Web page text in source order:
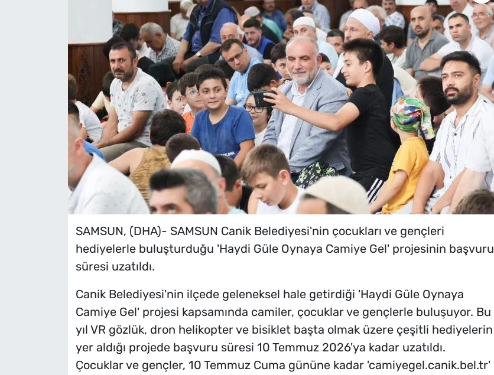
SAMSUN, (DHA)- SAMSUN Canik Belediyesi'nin çocukları ve gençleri
hediyelerle buluşturduğu 'Haydi Güle Oynaya Camiye Gel' projesinin başvuru
süresi uzatıldı.
Canik Belediyesi'nin ilçede geleneksel hale getirdiği 'Haydi Güle Oynaya
Camiye Gel' projesi kapsamında camiler, çocuklar ve gençlerle buluşuyor. Bu
yıl VR gözlük, dron helikopter ve bisiklet başta olmak üzere çeşitli hediyelerin
yer aldığı projede başvuru süresi 10 Temmuz 2026'ya kadar uzatıldı.
Çocuklar ve gençler, 10 Temmuz Cuma gününe kadar 'camiyegel.canik.bel.tr'